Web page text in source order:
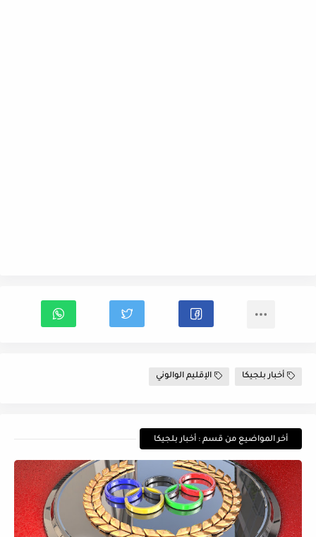
أخبار بلجيكا الإقليم الوالوني
أخر المواضيع من قسم : أخبار بلجيكا